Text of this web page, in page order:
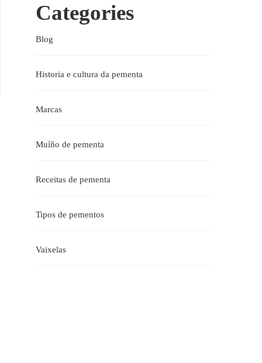
Categories
Blog
Historia e cultura da pementa
Marcas
Muíño de pementa
Receitas de pementa
Tipos de pementos
Vaixelas